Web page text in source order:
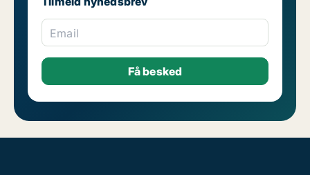
Email